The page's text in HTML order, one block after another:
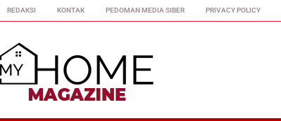
REDAKSI KONTAK PEDOMAN MEDIA SIBER PRIVACY POLICY